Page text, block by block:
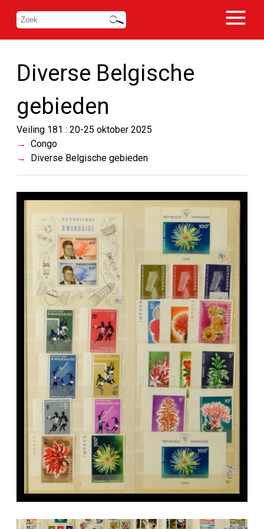
Diverse Belgische
gebieden
Veiling 181 : 20-25 oktober 2025
Congo
Diverse Belgische gebieden